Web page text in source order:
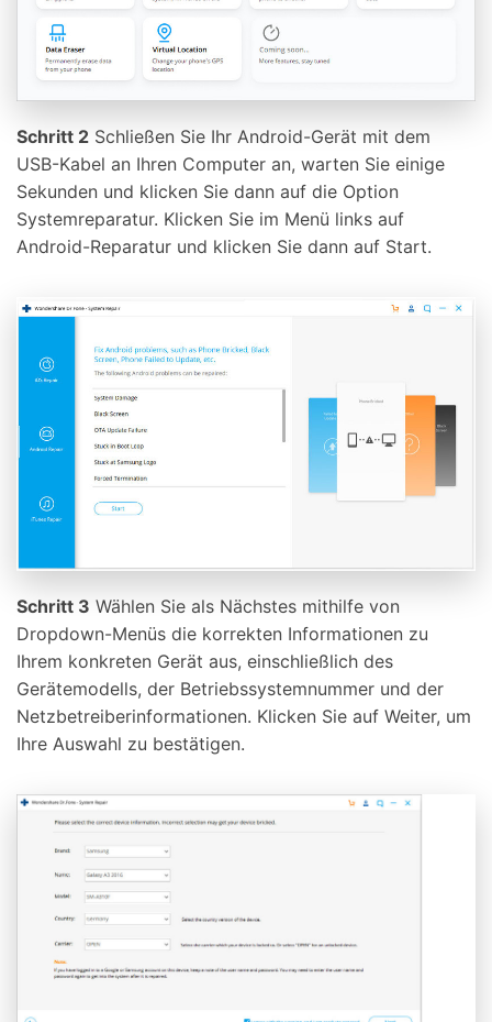
Schritt 2 Schließen Sie Ihr Android-Gerät mit dem
USB-Kabel an Ihren Computer an, warten Sie einige
Sekunden und klicken Sie dann auf die Option
Systemreparatur. Klicken Sie im Menü links auf
Android-Reparatur und klicken Sie dann auf Start.
Schritt 3 Wählen Sie als Nächstes mithilfe von
Dropdown-Menüs die korrekten Informationen zu
Ihrem konkreten Gerät aus, einschließlich des
Gerätemodells, der Betriebssystemnummer und der
Netzbetreiberinformationen. Klicken Sie auf Weiter, um
Ihre Auswahl zu bestätigen.